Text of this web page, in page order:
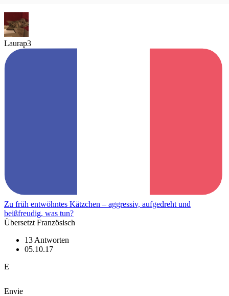
Laurap3
Zu früh entwöhntes Kätzchen – aggressiv, aufgedreht und
beißfreudig, was tun?
Übersetzt Französisch
13 Antworten
05.10.17
E
Envie